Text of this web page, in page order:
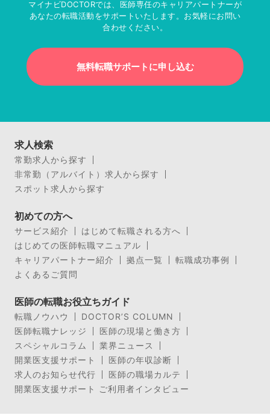
マイナビDOCTORでは、医師専任のキャリアパートナーが
あなたの転職活動をサポートいたします。お気軽にお問い
合わせください。
無料転職サポートに申し込む
求人検索
常勤求人から探す
非常勤（アルバイト）求人から探す
スポット求人から探す
初めての方へ
サービス紹介
はじめて転職される方へ
はじめての医師転職マニュアル
キャリアパートナー紹介
拠点一覧
転職成功事例
よくあるご質問
医師の転職お役立ちガイド
転職ノウハウ
DOCTOR’S COLUMN
医師転職ナレッジ
医師の現場と働き方
スペシャルコラム
業界ニュース
開業医支援サポート
医師の年収診断
求人のお知らせ代行
医師の職場カルテ
開業医支援サポート ご利用者インタビュー